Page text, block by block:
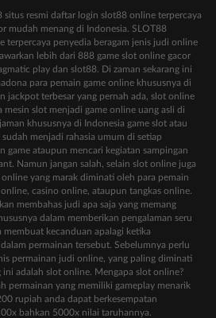
situs resmi daftar login slot88 online terpercaya
mudah menang di Indonesia. SLOT88
terpercaya penyedia beragam jenis judi online
lebih dari 888 game slot online gacor
play dan slot88. Di zaman sekarang ini
para pemain game online khususnya di
jackpot terbesar yang pernah ada, slot online
slot menjadi game online uang asli di
khususnya di Indonesia game slot atau
menjadi rahasia umum di setiap
game ataupun mencari kegiatan sampingan
Namun jangan salah, selain slot online juga
yang marak diminati oleh para pemain
casino online, ataupun tangkas online.
membahas judi apa saja yang memang
dalam memberikan pengalaman seru
membuat kecanduan apalagi ketika
permainan tersebut. Sebelumnya perlu
permainan judi online, yang paling diminati
ini adalah slot online. Mengapa slot online?
permainan yang memiliki gameplay menarik
rupiah anda dapat berkesempatan
bahkan 5000x nilai taruhannya.